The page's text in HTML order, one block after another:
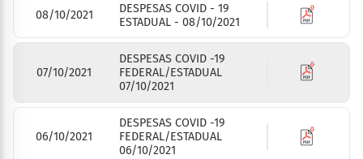
08/10/2021
DESPESAS COVID - 19
ESTADUAL - 08/10/2021
07/10/2021
DESPESAS COVID -19
FEDERAL/ESTADUAL
07/10/2021
06/10/2021
DESPESAS COVID -19
FEDERAL/ESTADUAL
06/10/2021